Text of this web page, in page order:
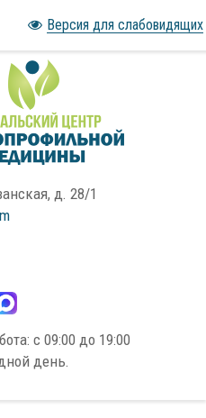
д. 28/1
с 09:00 до 19:00
день.
Версия для слабовидящих